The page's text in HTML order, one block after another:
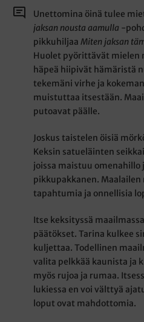
Unettomina öinä tulee
jaksan nousta aamulla -
pikkuhiljaaMiten jaksan
Huolet pyörittävät mielen
häpeä hiipivät hämäristä
tekemäni virhe ja
muistuttaa itsestään.
putoavat päälle.
Joskus taistelen öisiä
Keksin satueläinten
joissa maistuu omenahillo
pikkupakkanen. Maalailen
tapahtumia ja onnellisia
Itse keksityssä
päätökset. Tarina kulkee
kuljettaa. Todellinen
valita pelkkää kaunista ja
myös rujoa ja rumaa.
lukiessa en voi välttyä
loput ovat mahdottomia.